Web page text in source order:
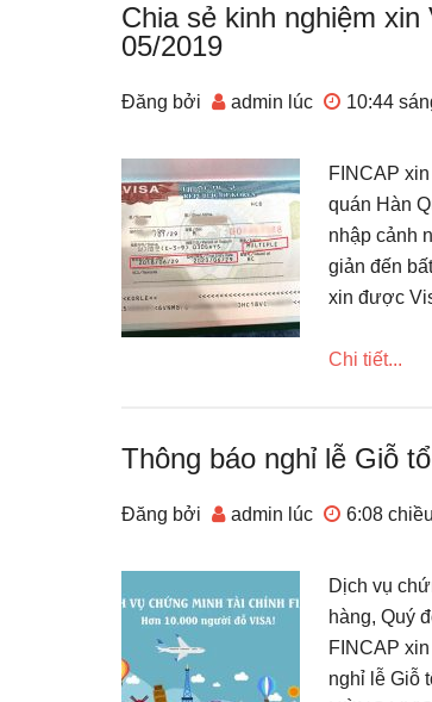
Chia sẻ kinh nghiệm
05/2019
Đăng bởi admin lúc 10:44
FINCAP
quán Hàn
nhập cảnh
giản đến
xin được
Chi tiết...
Thông báo nghỉ lễ Giỗ
Đăng bởi admin lúc 6:08 chiều
Dịch vụ
hàng, Quý
FINCAP
nghỉ lễ Giỗ